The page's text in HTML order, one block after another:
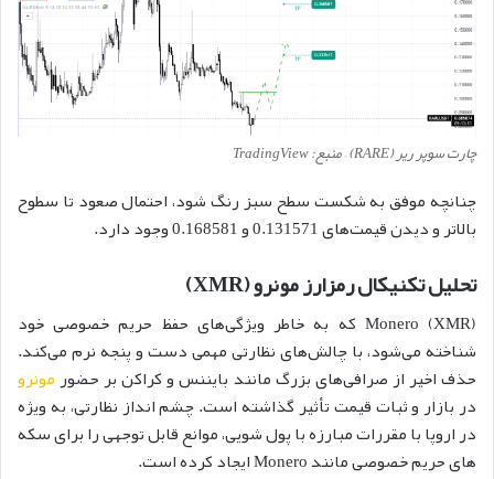
چارت سوپر ریر (RARE) – منبع: TradingView
چنانچه موفق به شکست سطح سبز رنگ شود، احتمال صعود تا سطوح
بالاتر و دیدن قیمت‌های 0.131571 و 0.168581 وجود دارد.
تحلیل تکنیکال رمزارز مونرو (XMR)
Monero (XMR) که به خاطر ویژگی‌های حفظ حریم خصوصی خود
شناخته می‌شود، با چالش‌های نظارتی مهمی دست و پنجه نرم می‌کند.
حذف اخیر از صرافی‌های بزرگ مانند بایننس و کراکن بر حضورمونرو
در بازار و ثبات قیمت تأثیر گذاشته است. چشم انداز نظارتی، به ویژه
در اروپا با مقررات مبارزه با پول شویی، موانع قابل توجهی را برای سکه
های حریم خصوصی مانند Monero ایجاد کرده است.